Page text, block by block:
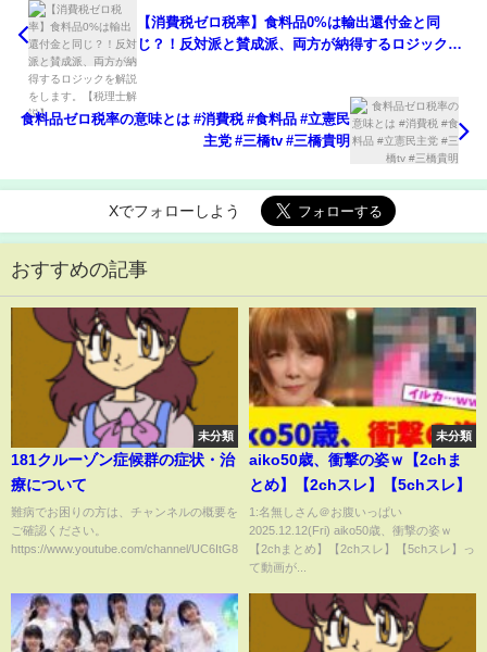
【消費税ゼロ税率】食料品0%は輸出還付金と同
じ？！反対派と賛成派、両方が納得するロジックを
食料品ゼロ税率の意味とは #消費税 #食料品 #立憲民
主党 #三橋tv #三橋貴明
Xでフォローしよう
おすすめの記事
未分類
181クルーゾン症候群の症状・治
療について
難病でお困りの方は、チャンネルの概要を
ご確認ください。
https://www.youtube.com/channel/UC6ItG8KEu...
未分類
aiko50歳、衝撃の姿ｗ【2chま
とめ】【2chスレ】【5chスレ】
1:名無しさん＠お腹いっぱい
2025.12.12(Fri) aiko50歳、衝撃の姿ｗ
【2chまとめ】【2chスレ】【5chスレ】っ
て動画が...